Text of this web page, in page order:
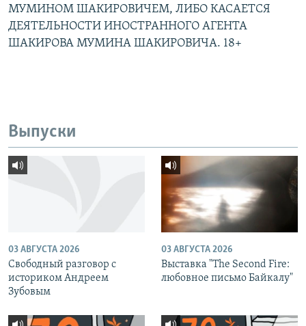
МУМИНОМ ШАКИРОВИЧЕМ, ЛИБО КАСАЕТСЯ
ДЕЯТЕЛЬНОСТИ ИНОСТРАННОГО АГЕНТА
ШАКИРОВА МУМИНА ШАКИРОВИЧА. 18+
Выпуски
03 АВГУСТА 2026
Свободный разговор с
историком Андреем
Зубовым
03 АВГУСТА 2026
Выставка "The Second Fire:
любовное письмо Байкалу"